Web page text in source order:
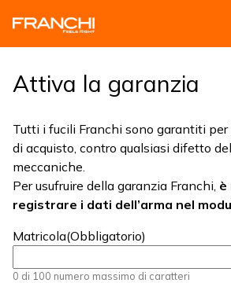
Attiva la garanzia
Tutti i fucili Franchi sono garantiti per
di acquisto, contro qualsiasi difetto
meccaniche.
Per usufruire della garanzia Franchi, è
registrare i dati dell’arma nel
Matricola(Obbligatorio)
0 di 100 numero massimo di caratteri